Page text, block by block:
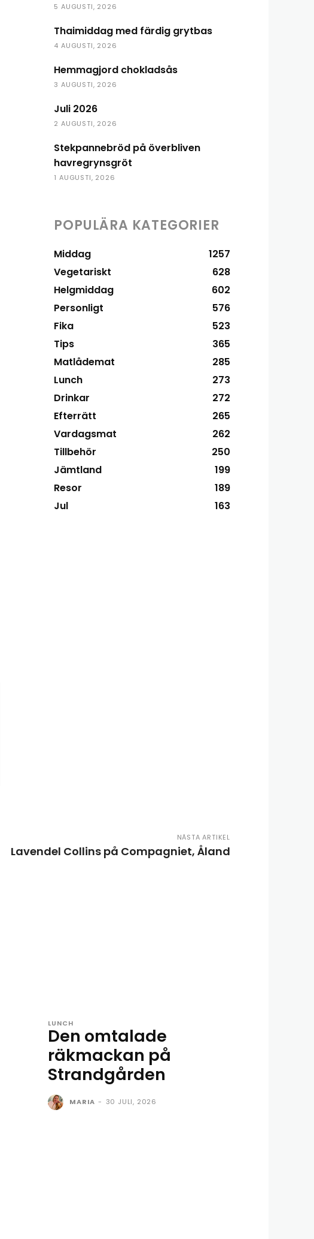
5 AUGUSTI, 2026
Thaimiddag med färdig grytbas
4 AUGUSTI, 2026
Hemmagjord chokladsås
3 AUGUSTI, 2026
Juli 2026
2 AUGUSTI, 2026
Stekpannebröd på överbliven
havregrynsgröt
1 AUGUSTI, 2026
POPULÄRA KATEGORIER
Middag
1257
Vegetariskt
628
Helgmiddag
602
Personligt
576
Fika
523
Tips
365
Matlådemat
285
Lunch
273
Drinkar
272
Efterrätt
265
Vardagsmat
262
Tillbehör
250
Jämtland
199
Resor
189
Jul
163
NÄSTA ARTIKEL
Lavendel Collins på Compagniet, Åland
LUNCH
Den omtalade
räkmackan på
Strandgården
MARIA - 30 JULI, 2026